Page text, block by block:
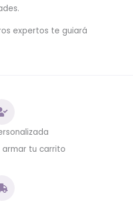
expertos te guiará
armar tu carrito